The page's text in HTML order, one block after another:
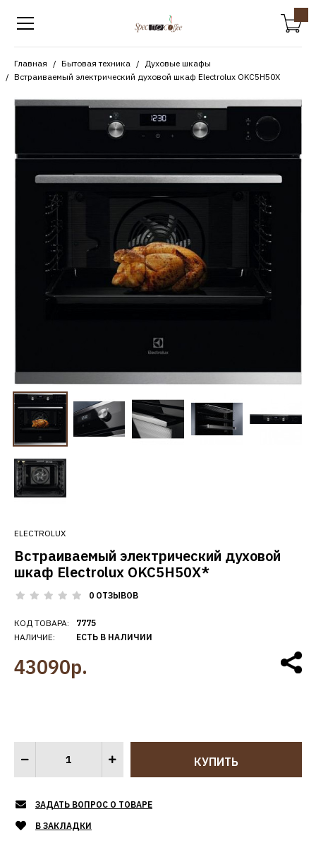
Главная Бытовая техника
Духовые шкафы
Встраиваемый электрический духовой шкаф Electrolux OKC5H50X
ELECTROLUX
Встраиваемый электрический духовой
шкаф Electrolux OKC5H50X*
0 ОТЗЫВОВ
КОД ТОВАРА:
НАЛИЧИЕ:
7775
ЕСТЬ В НАЛИЧИИ
43090р.
ЗАДАТЬ ВОПРОС О ТОВАРЕ
В ЗАКЛАДКИ